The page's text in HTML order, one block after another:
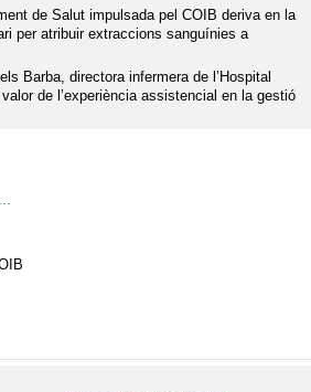
de Salut impulsada pel COIB deriva en la
per atribuir extraccions sanguínies a
Barba, directora infermera de l’Hospital
de l’experiència assistencial en la gestió